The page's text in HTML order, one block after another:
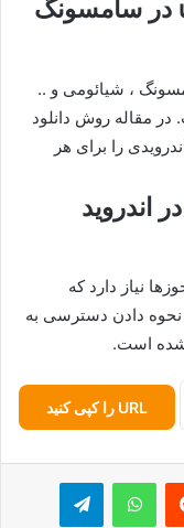
(خطای unknown sources در سامسونگ
، شیائومی و ..
مقاله روش دانلود
را برای هر
اندروید
نیاز دارد که
نحوه دادن دسترسی به
شده است.
URL را کپی کنید
‫رددیت واتس آپ